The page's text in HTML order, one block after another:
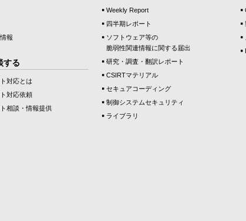
報
する
対応とは
対応依頼
相談・情報提供
Weekly Report
四半期レポート
ソフトウェア等の
脆弱性関連情報に関する届出
研究・調査・翻訳レポート
CSIRTマテリアル
セキュアコーディング
制御システムセキュリティ
ライブラリ